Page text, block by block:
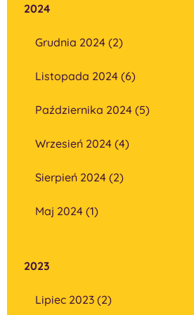
2024
Grudnia 2024 (2)
Listopada 2024 (6)
Października 2024 (5)
Wrzesień 2024 (4)
Sierpień 2024 (2)
Maj 2024 (1)
2023
Lipiec 2023 (2)